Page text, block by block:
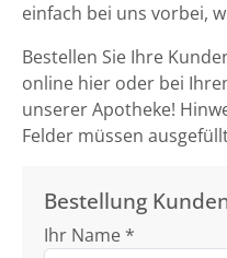
einfach bei uns vorbei,
Bestellen Sie Ihre
online hier oder bei
unserer Apotheke!
Felder müssen
Bestellung
Ihr Name *